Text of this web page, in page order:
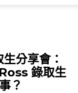
分享會：
錄取生
？